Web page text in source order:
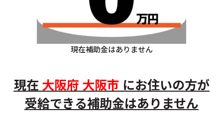
現在補助金はありません
現在 大阪府 大阪市 にお住いの方が
受給できる補助金はありません